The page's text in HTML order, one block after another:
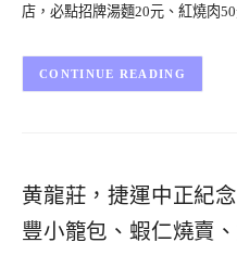
店，必點招牌湯麵20元、紅燒肉
CONTINUE READING
黄龍莊，捷運中正紀
豐小籠包、蝦仁燒賣